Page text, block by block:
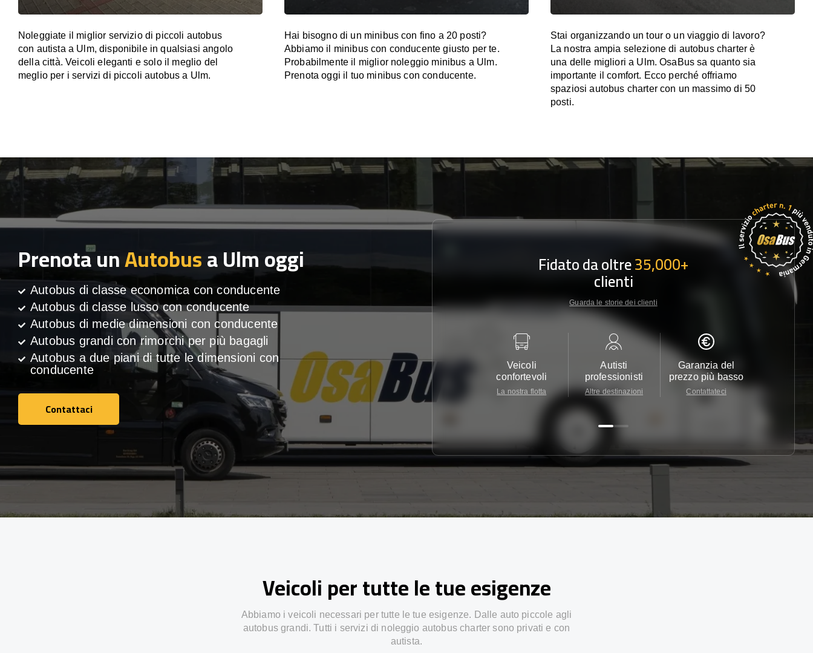
Noleggiate il miglior servizio di piccoli autobus
con autista a Ulm, disponibile in qualsiasi angolo
della città. Veicoli eleganti e solo il meglio del
meglio per i servizi di piccoli autobus a Ulm.
Hai bisogno di un minibus con fino a 20 posti?
Abbiamo il minibus con conducente giusto per te.
Probabilmente il miglior noleggio minibus a Ulm.
Prenota oggi il tuo minibus con conducente.
Stai organizzando un tour o un viaggio di lavoro?
La nostra ampia selezione di autobus charter è
una delle migliori a Ulm. OsaBus sa quanto sia
importante il comfort. Ecco perché offriamo
spaziosi autobus charter con un massimo di 50
posti.
Prenota unAutobusa Ulm oggi
Autobus di classe economica con conducente
Autobus di classe lusso con conducente
Autobus di medie dimensioni con conducente
Autobus grandi con rimorchi per più bagagli
Autobus a due piani di tutte le dimensioni con
conducente
Contattaci
Contattaci
Fidato da oltre35,000+
clienti
Guarda le storie dei clienti
Veicoli
confortevoli
La nostra flotta
Autisti
professionisti
Altre destinazioni
Garanzia del
prezzo più basso
Contattateci
Veicoli per tutte le tue esigenze
Abbiamo i veicoli necessari per tutte le tue esigenze. Dalle auto piccole agli
autobus grandi. Tutti i servizi di noleggio autobus charter sono privati e con
autista.